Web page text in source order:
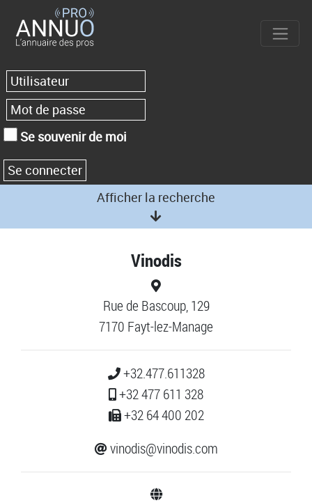
Se souvenir de moi
Afficher la recherche
Vinodis
Rue de Bascoup, 129
7170 Fayt-lez-Manage
+32.477.611328
+32 477 611 328
+32 64 400 202
vinodis@vinodis.com